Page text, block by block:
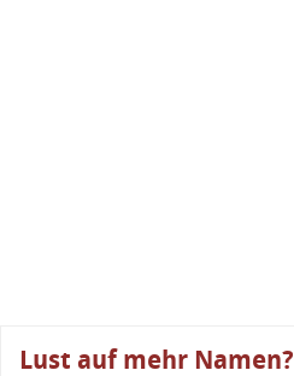
Lust auf mehr Namen?